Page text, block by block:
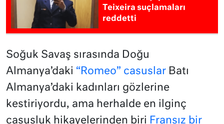
Teixeira suçlamaları
reddetti
Soğuk Savaş sırasında Doğu
Almanya’daki “Romeo” casuslar Batı
Almanya’daki kadınları gözlerine
kestiriyordu, ama herhalde en ilginç
casusluk hikayelerinden biri Fransız bir